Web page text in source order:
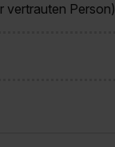
vertrauten Person)